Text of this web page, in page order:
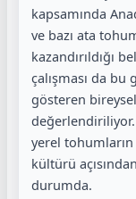
kapsamında
ve bazı ata
kazandırıldığı
çalışması da bu
gösteren
yerel
kültürü
durumda.